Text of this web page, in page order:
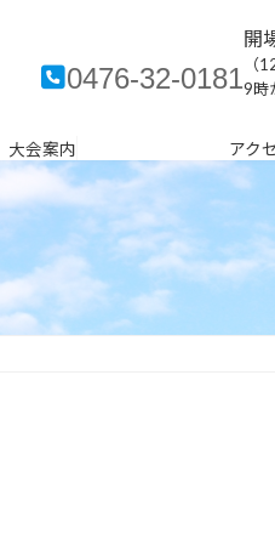
0476-32-0181
開
（
9時
大会案内 アク